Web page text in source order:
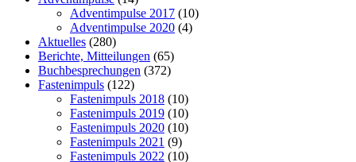
Adventimpulse 2017 (10)
Adventimpulse 2020 (4)
Aktuelles (280)
Berichte, Mitteilungen (65)
Buchbesprechungen (372)
Fastenimpuls (122)
Fastenimpuls 2018 (10)
Fastenimpuls 2019 (10)
Fastenimpuls 2020 (10)
Fastenimpuls 2021 (9)
Fastenimpuls 2022 (10)